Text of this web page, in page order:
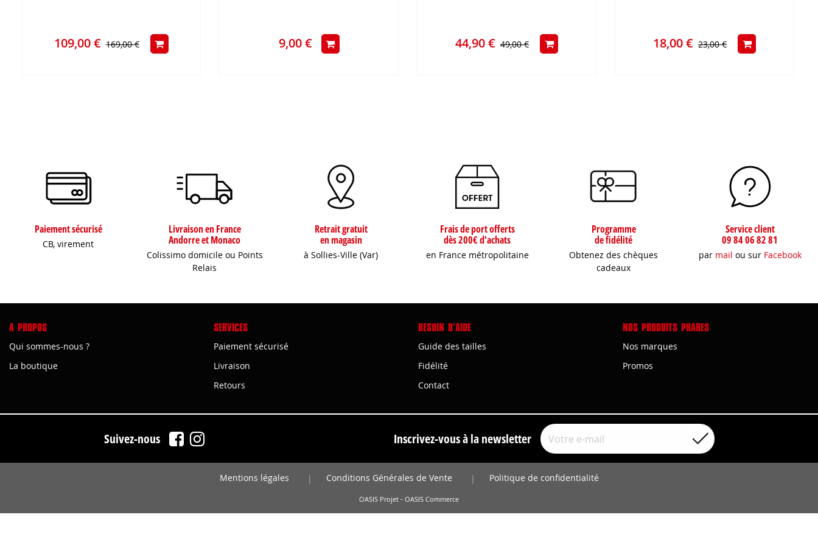
109,00 € 169,00 € 9,00 € 44,90 € 49,00 € 18,00 € 23,00 €
Paiement sécurisé
CB, virement
Livraison en France
Andorre et Monaco
Colissimo domicile ou Points
Relais
Retrait gratuit
en magasin
à Sollies-Ville (Var)
Frais de port offerts
dès 200€ d'achats
en France métropolitaine
Programme
de fidélité
Obtenez des chèques
cadeaux
Service client
09 84 06 82 81
par mail ou sur Facebook
A PROPOS
Qui sommes-nous ?
La boutique
SERVICES
Paiement sécurisé
Livraison
Retours
BESOIN D'AIDE
Guide des tailles
Fidélité
Contact
NOS PRODUITS PHARES
Nos marques
Promos
Suivez-nous Inscrivez-vous à la newsletter
Mentions légales | Conditions Générales de Vente | Politique de confidentialité
OASIS Projet - OASIS Commerce